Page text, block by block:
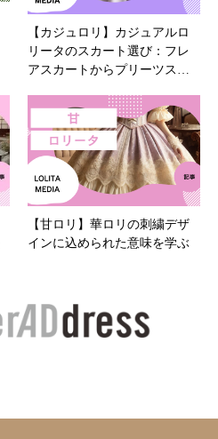
【カジュロリ】カジュアルロ
リータのスカート選び：フレ
アスカートからプリーツス…
【甘ロリ】華ロリの刺繍デザ
インに込められた意味を学ぶ